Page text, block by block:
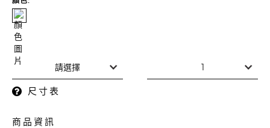
尺寸表
商品資訊